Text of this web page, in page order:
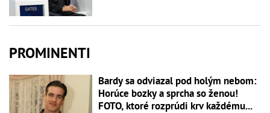
PROMINENTI
Bardy sa odviazal pod holým nebom:
Horúce bozky a sprcha so ženou!
FOTO, ktoré rozprúdi krv každému...